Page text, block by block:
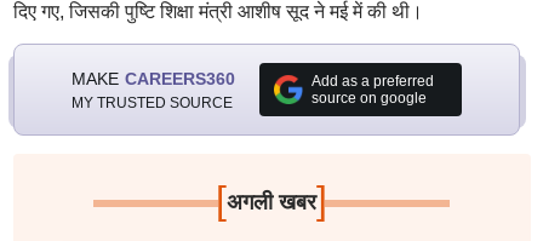
दिए गए, जिसकी पुष्टि शिक्षा मंत्री आशीष सूद ने मई में की थी।
MAKE CAREERS360
MY TRUSTED SOURCE
Add as a preferred
source on google
[अगली खबर]